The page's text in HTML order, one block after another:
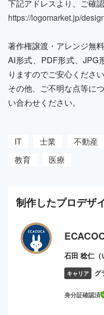
下記アドレスより、ご確認
https://logomarket.jp/
著作権譲渡・アレンジ無
AI形式、PDF形式、JPG
りますのでご安心ください
その他、ご不明な点等に
い合わせください。
IT 士業 不動産
教育
医療
制作したプロデザ
石田 稔仁（
キャリア グ
身分証確認済